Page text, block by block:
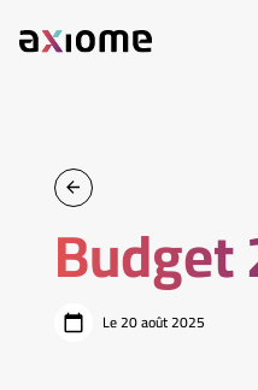
Le 20 août 2025